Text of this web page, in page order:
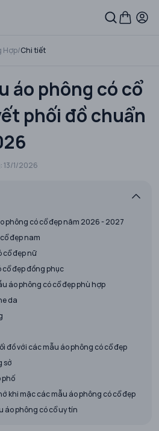
Hợp/Chi tiết
áo phông có cổ
phối đồ chuẩn
13/1/2026
phông có cổ đẹp năm 2026 - 2027
đẹp nam
cổ đẹp nữ
cổ đẹp đồng phục
áo phông có cổ đẹp phù hợp
da
đồ với các mẫu áo phông có cổ đẹp
sở
phố
khi mặc các mẫu áo phông có cổ đẹp
áo phông có cổ uy tín